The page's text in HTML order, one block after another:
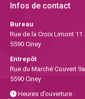
Infos de contact
Bureau
Rue de la Croix Limont 11
5590 Ciney
Entrepôt
Rue du Marché Couvert 9a
5590 Ciney
Heures d’ouverture :